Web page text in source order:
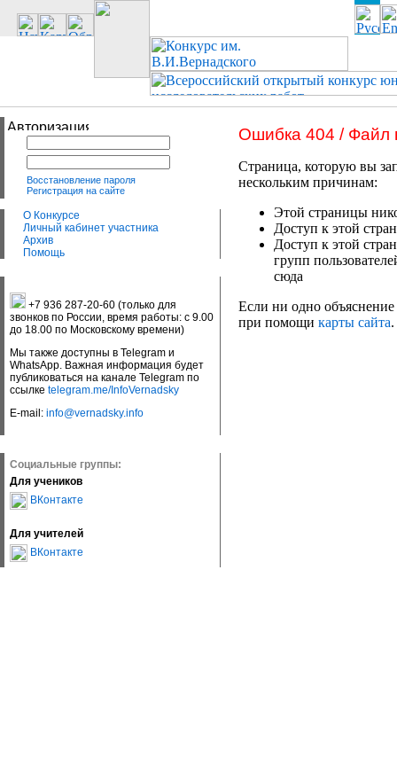
Восстановление пароля
Регистрация на сайте
О Конкурсе
Личный кабинет участника
Архив
Помощь
+7 936 287-20-60 (только для
звонков по России, время работы: с 9.00
до 18.00 по Московскому времени)
Мы также доступны в Telegram и
WhatsApp. Важная информация будет
публиковаться на канале Telegram по
ссылке telegram.me/InfoVernadsky
E-mail: info@vernadsky.info
Социальные группы:
Для учеников
ВКонтакте
Для учителей
ВКонтакте
Ошибка 404 / Файл
Страница, которую вы
нескольким причинам:
Этой страницы
Доступ к этой
Доступ к этой
групп
сюда
Если ни одно объяснение
при помощи карты сайта.